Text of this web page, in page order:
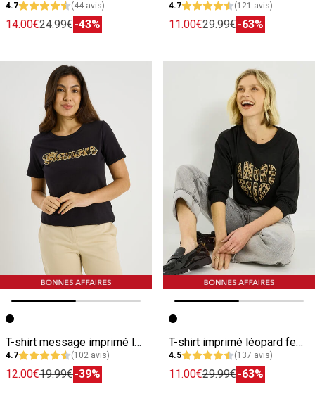
4.7 (44 avis)
14.00€24.99€-43%
4.7 (121 avis)
11.00€29.99€-63%
Image précédente
Image suivante
T-shirt message imprimé léopard femme
4.7 (102 avis)
12.00€19.99€-39%
Image précédente
Image suivante
T-shirt imprimé léopard femme
4.5 (137 avis)
11.00€29.99€-63%